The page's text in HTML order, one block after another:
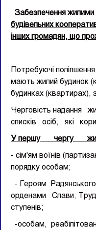
Забезпечення жилими
будівельних
інших громадян, що
Потребуючі
мають жилий будинок
будинках (квартирах),
Черговість надання
списків осіб, які
У першу чергу жилі
- сім'ям воїнів
порядку особам;
- Героям
орденами Слави,
ступенів;
-особам,